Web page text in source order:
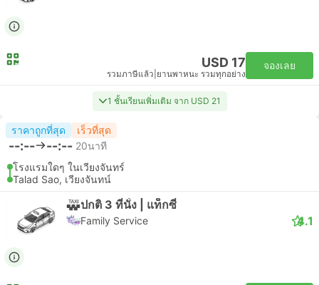
USD 17
รวมภาษีแล้ว ยานพาหนะ รวมทุกอย่าง
จองเลย
1 ชั้นเรียนเพิ่มเติม จาก USD 21
ราคาถูกที่สุด เร็วที่สุด
--:-- --:-- 20นาที
โรงแรมใดๆ ในเวียงจันทร์
Talad Sao, เวียงจันทน์
ปกติ 3 ที่นั่ง | แท็กซี่
Family Service 4.1